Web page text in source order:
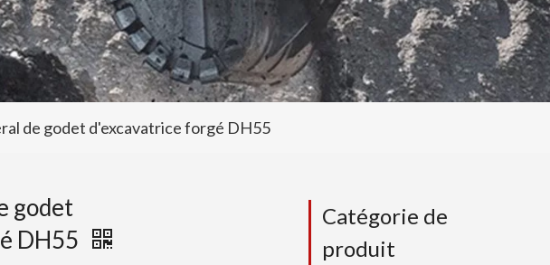
de godet d'excavatrice forgé DH55
godet
DH55
Catégorie de
produit